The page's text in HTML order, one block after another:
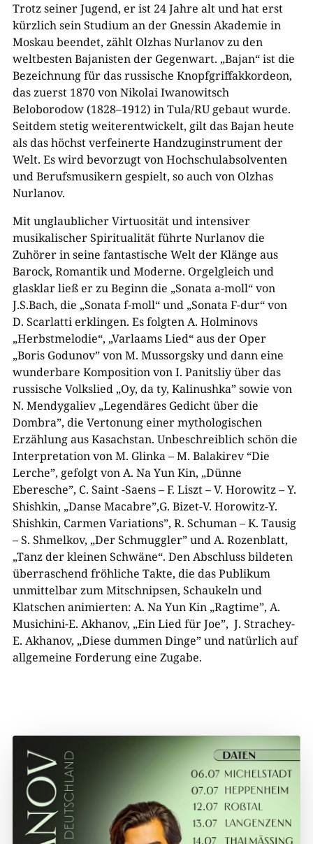
Trotz seiner Jugend, er ist 24 Jahre alt und hat erst
kürzlich sein Studium an der Gnessin Akademie in
Moskau beendet, zählt Olzhas Nurlanov zu den
weltbesten Bajanisten der Gegenwart. „Bajan“ ist die
Bezeichnung für das russische Knopfgriffakkordeon,
das zuerst 1870 von Nikolai Iwanowitsch
Beloborodow (1828–1912) in Tula/RU gebaut wurde.
Seitdem stetig weiterentwickelt, gilt das Bajan heute
als das höchst verfeinerte Handzuginstrument der
Welt. Es wird bevorzugt von Hochschulabsolventen
und Berufsmusikern gespielt, so auch von Olzhas
Nurlanov.
Mit unglaublicher Virtuosität und intensiver
musikalischer Spiritualität führte Nurlanov die
Zuhörer in seine fantastische Welt der Klänge aus
Barock, Romantik und Moderne. Orgelgleich und
glasklar ließ er zu Beginn die „Sonata a-moll“ von
J.S.Bach, die „Sonata f-moll“ und „Sonata F-dur“ von
D. Scarlatti erklingen. Es folgten A. Holminovs
„Herbstmelodie“, „Varlaams Lied“ aus der Oper
„Boris Godunov” von M. Mussorgsky und dann eine
wunderbare Komposition von I. Panitsliy über das
russische Volkslied „Oy, da ty, Kalinushka” sowie von
N. Mendygaliev „Legendäres Gedicht über die
Dombra”, die Vertonung einer mythologischen
Erzählung aus Kasachstan. Unbeschreiblich schön die
Interpretation von M. Glinka – M. Balakirev “Die
Lerche”, gefolgt von A. Na Yun Kin, „Dünne
Eberesche”, C. Saint -Saens – F. Liszt – V. Horowitz – Y.
Shishkin, „Danse Macabre”,G. Bizet-V. Horowitz-Y.
Shishkin, Carmen Variations”, R. Schuman – K. Tausig
– S. Shmelkov, „Der Schmuggler” und A. Rozenblatt,
„Tanz der kleinen Schwäne“. Den Abschluss bildeten
überraschend fröhliche Takte, die das Publikum
unmittelbar zum Mitschnipsen, Schaukeln und
Klatschen animierten: A. Na Yun Kin „Ragtime”, A.
Musichini-E. Akhanov, „Ein Lied für Joe”, J. Strachey-
E. Akhanov, „Diese dummen Dinge” und natürlich auf
allgemeine Forderung eine Zugabe.